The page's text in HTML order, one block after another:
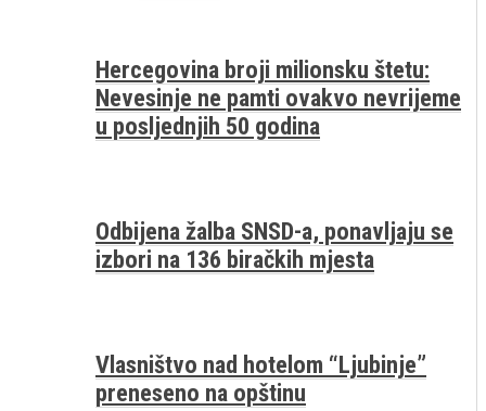
Hercegovina broji milionsku štetu:
Nevesinje ne pamti ovakvo nevrijeme
u posljednjih 50 godina
Odbijena žalba SNSD-a, ponavljaju se
izbori na 136 biračkih mjesta
Vlasništvo nad hotelom “Ljubinje”
preneseno na opštinu